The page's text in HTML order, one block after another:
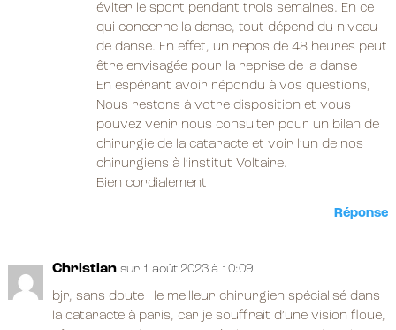
éviter le sport pendant trois semaines. En ce
qui concerne la danse, tout dépend du niveau
de danse. En effet, un repos de 48 heures peut
être envisagée pour la reprise de la danse
En espérant avoir répondu à vos questions,
Nous restons à votre disposition et vous
pouvez venir nous consulter pour un bilan de
chirurgie de la cataracte et voir l’un de nos
chirurgiens à l’institut Voltaire.
Bien cordialement
Réponse
Christian sur 1 août 2023 à 10:09
bjr, sans doute ! le meilleur chirurgien spécialisé dans
la cataracte à paris, car je souffrait d’une vision floue,